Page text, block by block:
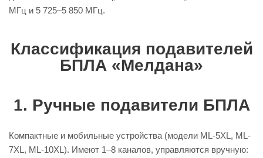
МГц и 5 725–5 850 МГц.
Классификация подавителей
БПЛА «Мелдана»
1. Ручные подавители БПЛА
Компактные и мобильные устройства (модели ML-5XL, ML-
7XL, ML-10XL). Имеют 1–8 каналов, управляются вручную: